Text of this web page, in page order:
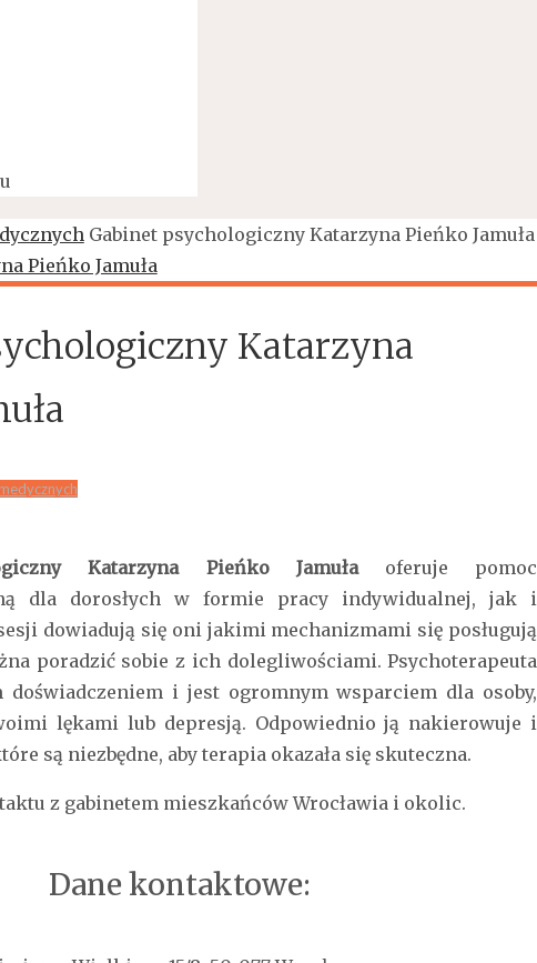
Gabinet psychologiczny Katarzyna Pieńko Jamuła
Katarzyna
Katarzyna Pieńko Jamułaoferuje pomoc
dla dorosłych w formie pracy indywidualnej, jak i
dowiadują się oni jakimi mechanizmami się posługują
poradzić sobie z ich dolegliwościami. Psychoterapeuta
doświadczeniem i jest ogromnym wsparciem dla osoby,
lękami lub depresją. Odpowiednio ją nakierowuje i
są niezbędne, aby terapia okazała się skuteczna.
z gabinetem mieszkańców Wrocławia i okolic.
Dane kontaktowe: